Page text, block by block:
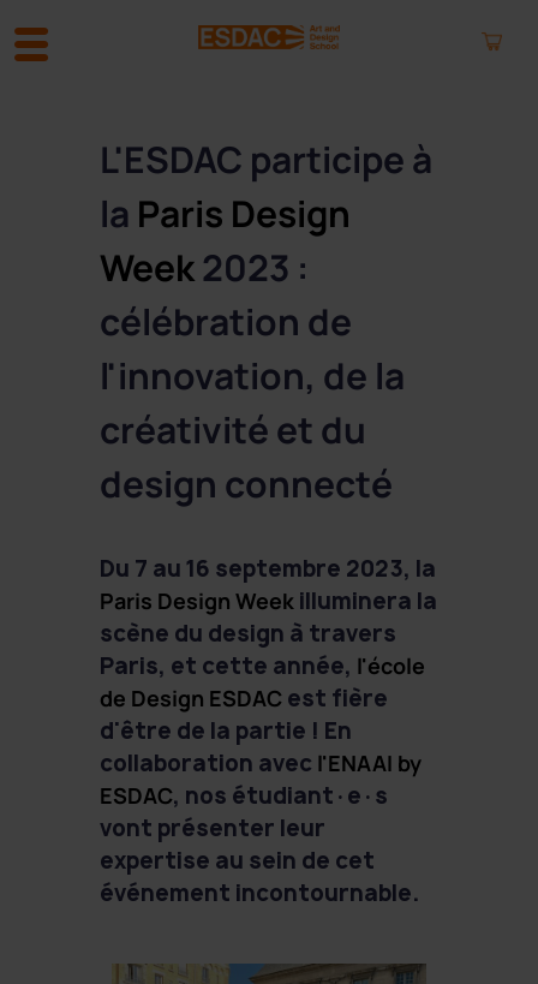
L'ESDAC participe à
la Paris Design
Week2023 :
célébration de
l'innovation, de la
créativité et du
design connecté
Du 7 au 16 septembre 2023, la
Paris Design Week illuminera la
scène du design à travers
Paris, et cette année, l'école
de Design ESDAC est fière
d'être de la partie ! En
collaboration avec l'ENAAI by
ESDAC, nos étudiant·e·s
vont présenter leur
expertise au sein de cet
événement incontournable.